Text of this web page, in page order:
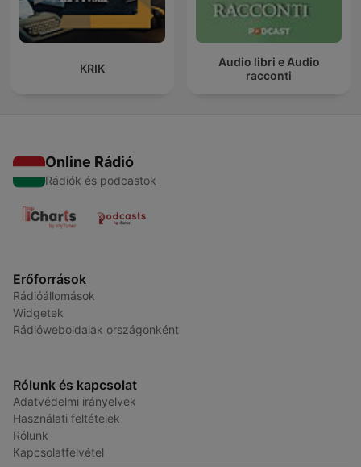
KRIK
Audio libri e Audio
racconti
Online Rádió
Rádiók és podcastok
Erőforrások
Rádióállomások
Widgetek
Rádióweboldalak országonként
Rólunk és kapcsolat
Adatvédelmi irányelvek
Használati feltételek
Rólunk
Kapcsolatfelvétel